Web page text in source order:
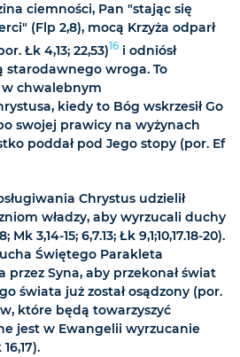
ciemności, Pan "stając się
(Flp 2,8), mocą Krzyża odparł
Łk 4,13; 22,53)16 i odniósł
starodawnego wroga. To
w chwalebnym
kiedy to Bóg wskrzesił Go
swojej prawicy na wyżynach
poddał pod Jego stopy (por. Ef
Chrystus udzielił
władzy, aby wyrzucali duchy
3,14-15; 6,7.13; Łk 9,1;10,17.18-20).
Świętego Parakleta
przez Syna, aby przekonał świat
świata już został osądzony (por.
które będą towarzyszyć
jest w Ewangelii wyrzucanie